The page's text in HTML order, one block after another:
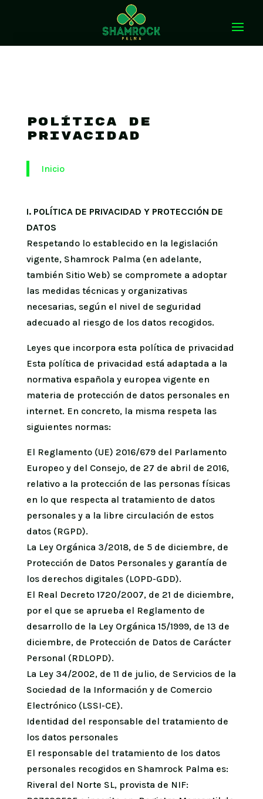
POLÍTICA DE
PRIVACIDAD
Inicio
I. POLÍTICA DE PRIVACIDAD Y PROTECCIÓN DE
DATOS
Respetando lo establecido en la legislación
vigente, Shamrock Palma (en adelante,
también Sitio Web) se compromete a adoptar
las medidas técnicas y organizativas
necesarias, según el nivel de seguridad
adecuado al riesgo de los datos recogidos.
Leyes que incorpora esta política de privacidad
Esta política de privacidad está adaptada a la
normativa española y europea vigente en
materia de protección de datos personales en
internet. En concreto, la misma respeta las
siguientes normas:
El Reglamento (UE) 2016/679 del Parlamento
Europeo y del Consejo, de 27 de abril de 2016,
relativo a la protección de las personas físicas
en lo que respecta al tratamiento de datos
personales y a la libre circulación de estos
datos (RGPD).
La Ley Orgánica 3/2018, de 5 de diciembre, de
Protección de Datos Personales y garantía de
los derechos digitales (LOPD-GDD).
El Real Decreto 1720/2007, de 21 de diciembre,
por el que se aprueba el Reglamento de
desarrollo de la Ley Orgánica 15/1999, de 13 de
diciembre, de Protección de Datos de Carácter
Personal (RDLOPD).
La Ley 34/2002, de 11 de julio, de Servicios de la
Sociedad de la Información y de Comercio
Electrónico (LSSI-CE).
Identidad del responsable del tratamiento de
los datos personales
El responsable del tratamiento de los datos
personales recogidos en Shamrock Palma es:
Riveral del Norte SL, provista de NIF: